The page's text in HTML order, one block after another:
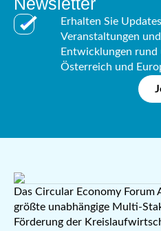
Erhalten Sie
Veranstaltungen
Entwicklungen
Österreich und
Das Circular Economy
größte unabhängige Multi-
Förderung der